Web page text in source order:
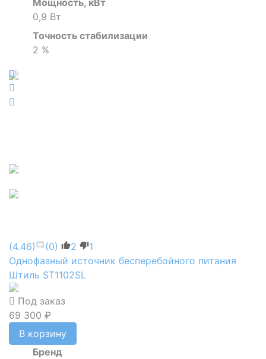
0,9 Вт
Точность стабилизации
2 %
(4.46) (0) 2
1
Однофазный источник бесперебойного питания
Штиль ST1102SL
Под заказ
69 300 ₽
В корзину
Бренд